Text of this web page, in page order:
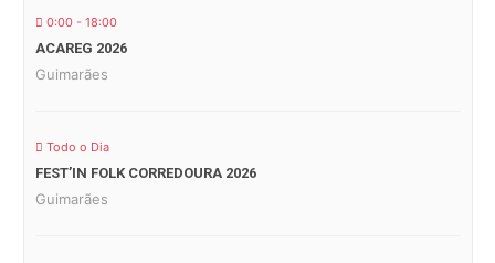
0:00 - 18:00
ACAREG 2026
Guimarães
Todo o Dia
FEST’IN FOLK CORREDOURA 2026
Guimarães